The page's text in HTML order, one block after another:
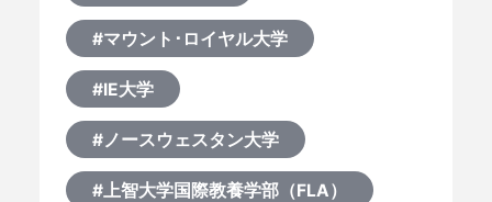
#マウント･ロイヤル大学
#IE大学
#ノースウェスタン大学
#上智大学国際教養学部（FLA）